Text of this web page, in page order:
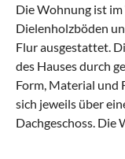
Die Wohnung ist
Dielenholzböden
Flur ausgestattet.
des Hauses durch
Form, Material und
sich jeweils über
Dachgeschoss. Die